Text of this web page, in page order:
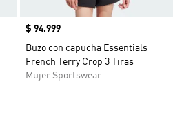
Precio
$ 94.999
Buzo con capucha Essentials
French Terry Crop 3 Tiras
Mujer Sportswear